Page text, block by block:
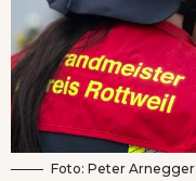
Foto: Peter Arnegger